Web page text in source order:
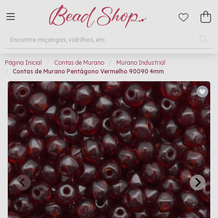
Página Inicial Contas de Murano
Murano Industrial
Contas de Murano Pentágono Vermelho 90090 4mm